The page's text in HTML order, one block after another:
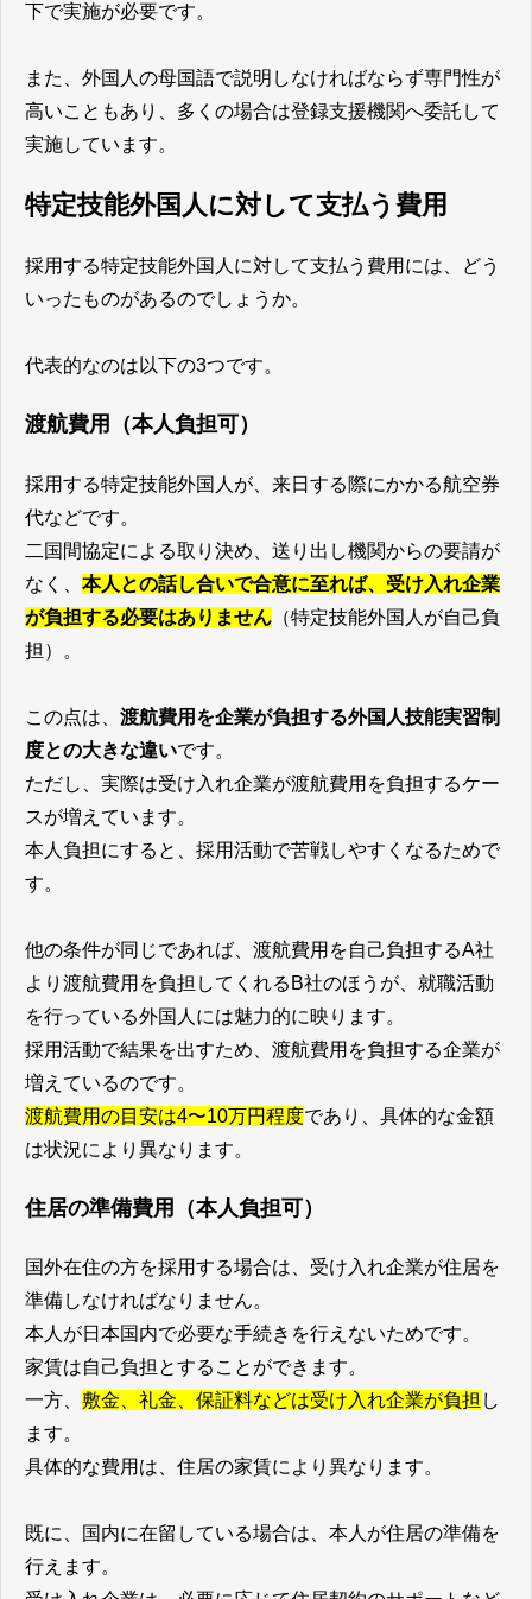
下で実施が必要です。
また、外国人の母国語で説明しなければならず専門性が
高いこともあり、多くの場合は登録支援機関へ委託して
実施しています。
特定技能外国人に対して支払う費用
採用する特定技能外国人に対して支払う費用には、どう
いったものがあるのでしょうか。
代表的なのは以下の3つです。
渡航費用（本人負担可）
採用する特定技能外国人が、来日する際にかかる航空券
代などです。
二国間協定による取り決め、送り出し機関からの要請が
なく、 本人との話し合いで合意に至れば、受け入れ企業
が負担する必要はありません （特定技能外国人が自己負
担）。
この点は、 渡航費用を企業が負担する外国人技能実習制
度との大きな違いです。
ただし、実際は受け入れ企業が渡航費用を負担するケー
スが増えています。
本人負担にすると、採用活動で苦戦しやすくなるためで
す。
他の条件が同じであれば、渡航費用を自己負担するA社
より渡航費用を負担してくれるB社のほうが、就職活動
を行っている外国人には魅力的に映ります。
採用活動で結果を出すため、渡航費用を負担する企業が
増えているのです。
渡航費用の目安は4〜10万円程度であり、具体的な金額
は状況により異なります。
住居の準備費用（本人負担可）
国外在住の方を採用する場合は、受け入れ企業が住居を
準備しなければなりません。
本人が日本国内で必要な手続きを行えないためです。
家賃は自己負担とすることができます。
一方、 敷金、礼金、保証料などは受け入れ企業が負担 し
ます。
具体的な費用は、住居の家賃により異なります。
既に、国内に在留している場合は、本人が住居の準備を
行えます。